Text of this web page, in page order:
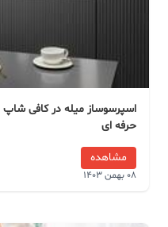
اسپرسوساز میله در کافی
حرفه ای
مشاهده
08 بهمن 1403